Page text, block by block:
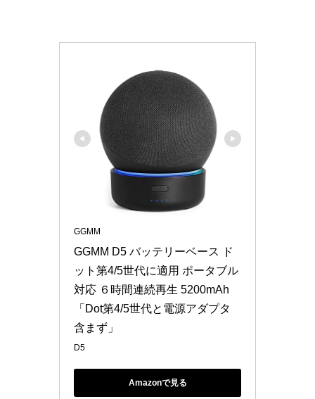
GGMM
GGMM D5 バッテリーベース ド
ット第4/5世代に適用 ポータブル
対応 ６時間連続再生 5200mAh
「Dot第4/5世代と電源アダプタ
含まず」
D5
Amazonで見る